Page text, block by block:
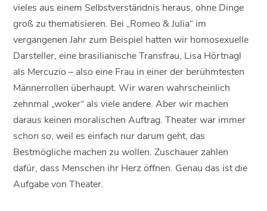
vieles aus einem Selbstverständnis heraus, ohne Dinge
groß zu thematisieren. Bei „Romeo & Julia“ im
vergangenen Jahr zum Beispiel hatten wir homosexuelle
Darsteller, eine brasilianische Transfrau, Lisa Hörtnagl
als Mercuzio – also eine Frau in einer der berühmtesten
Männerrollen überhaupt. Wir waren wahrscheinlich
zehnmal „woker“ als viele andere. Aber wir machen
daraus keinen moralischen Auftrag. Theater war immer
schon so, weil es einfach nur darum geht, das
Bestmögliche machen zu wollen. Zuschauer zahlen
dafür, dass Menschen ihr Herz öffnen. Genau das ist die
Aufgabe von Theater.